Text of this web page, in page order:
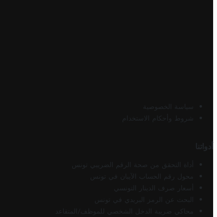
سياسة الخصوصية
شروط وأحكام الاستخدام
أدواتنا
أداة التحقق من صحة الرقم الضريبي تونس
محول رقم الحساب الآيبان في تونس
أسعار صرف الدينار التونسي
البحث عن الرمز البريدي في تونس
محاكي ضريبة الدخل الشخصي للموظف/المتقاعد